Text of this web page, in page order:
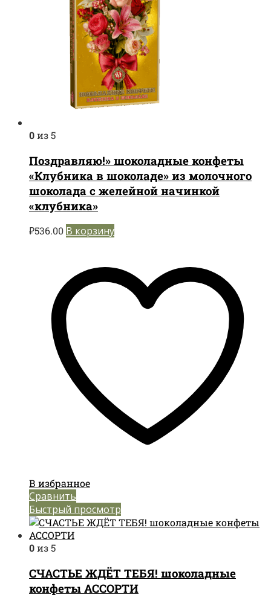
0из 5
Поздравляю!» шоколадные конфеты
«Клубника в шоколаде» из молочного
шоколада с желейной начинкой
«клубника»
₽536.00 В корзину
В избранное
Сравнить
Быстрый просмотр
0из 5
СЧАСТЬЕ ЖДЁТ ТЕБЯ! шоколадные
конфеты АССОРТИ